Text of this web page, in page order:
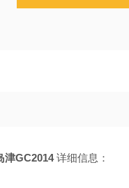
布鲁克
津GC2014详细信息：